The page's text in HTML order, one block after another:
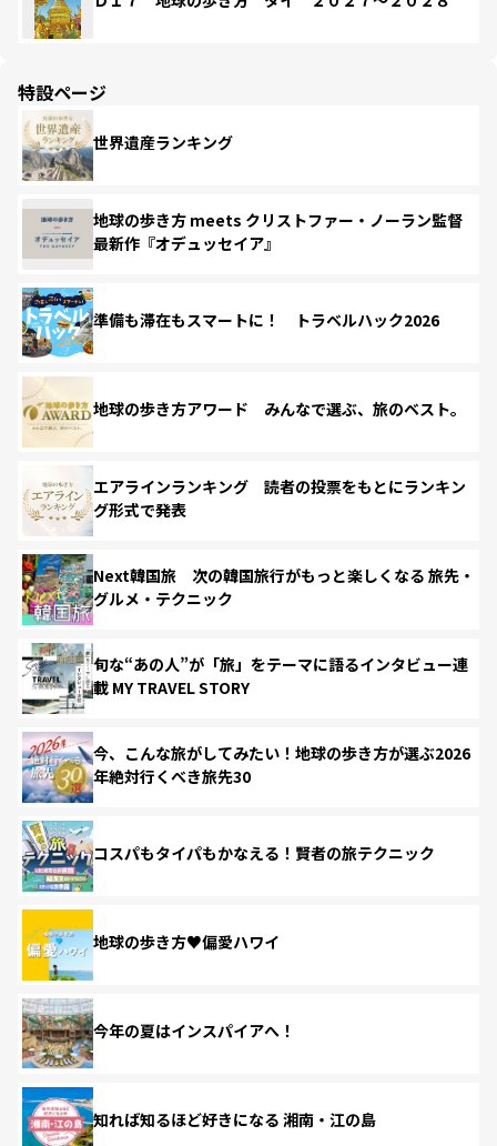
特設ページ
世界遺産ランキング
地球の歩き方 meets クリストファー・ノーラン監督
最新作『オデュッセイア』
準備も滞在もスマートに！ トラベルハック2026
地球の歩き方アワード みんなで選ぶ、旅のベスト。
エアラインランキング 読者の投票をもとにランキン
グ形式で発表
Next韓国旅 次の韓国旅行がもっと楽しくなる 旅先・
グルメ・テクニック
旬な“あの人”が「旅」をテーマに語るインタビュー連
載 MY TRAVEL STORY
今、こんな旅がしてみたい！地球の歩き方が選ぶ2026
年絶対行くべき旅先30
コスパもタイパもかなえる！賢者の旅テクニック
地球の歩き方♥偏愛ハワイ
今年の夏はインスパイアへ！
知れば知るほど好きになる 湘南・江の島